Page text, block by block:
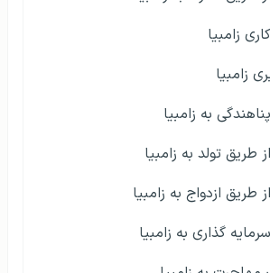
زامبیا
زامبیا
به زامبیا
طریق تولد به زامبیا
طریق ازدواج به زامبیا
گذاری به زامبیا